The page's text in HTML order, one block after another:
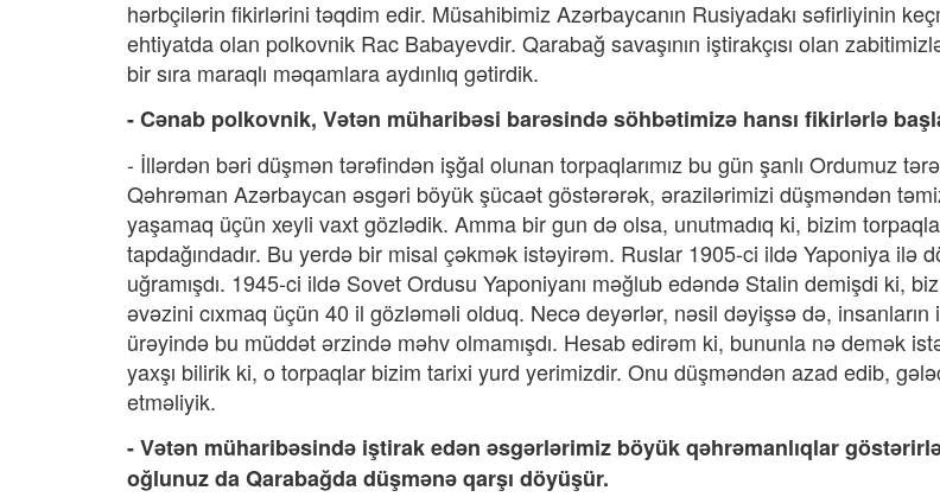
hərbçilərin fikirlərini təqdim edir. Müsahibimiz Azərbaycanın Rusiyadakı səfirliyinin
ehtiyatda olan polkovnik Rac Babayevdir. Qarabağ savaşının iştirakçısı olan
bir sıra maraqlı məqamlara aydınlıq gətirdik.
- Cənab polkovnik, Vətən müharibəsi barəsində söhbətimizə hansı fikirlərlə
- İllərdən bəri düşmən tərəfindən işğal olunan torpaqlarımız bu gün şanlı Ordumuz
Qəhrəman Azərbaycan əsgəri böyük şücaət göstərərək, ərazilərimizi düşməndən
yaşamaq üçün xeyli vaxt gözlədik. Amma bir gun də olsa, unutmadıq ki, bizim
tapdağındadır. Bu yerdə bir misal çəkmək istəyirəm. Ruslar 1905-ci ildə Yaponiya ilə
uğramışdı. 1945-ci ildə Sovet Ordusu Yaponiyanı məğlub edəndə Stalin demişdi ki,
əvəzini cıxmaq üçün 40 il gözləməli olduq. Necə deyərlər, nəsil dəyişsə də, insanların
ürəyində bu müddət ərzində məhv olmamışdı. Hesab edirəm ki, bununla nə demək
yaxşı bilirik ki, o torpaqlar bizim tarixi yurd yerimizdir. Onu düşməndən azad edib,
etməliyik.
- Vətən müharibəsində iştirak edən əsgərlərimiz böyük qəhrəmanlıqlar
oğlunuz da Qarabağda düşmənə qarşı döyüşür.